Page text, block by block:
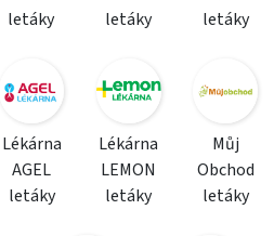
letáky
letáky
letáky
Lékárna
AGEL
letáky
Lékárna
LEMON
letáky
Můj
Obchod
letáky